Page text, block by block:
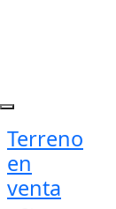
Terreno
en
venta